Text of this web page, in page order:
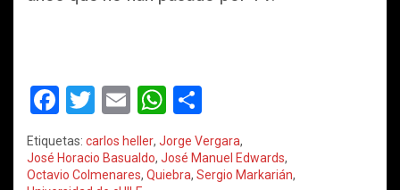
F
a
ce
T
wi
tt
E
m
ail
W
at
o
m
Etiquetas: carlos heller, Jorge Vergara,
José Horacio Basualdo, José Manuel Edwards,
Octavio Colmenares, Quiebra, Sergio Markarián,